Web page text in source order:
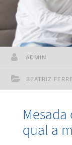
BEATRIZ
ADMIN
qual a